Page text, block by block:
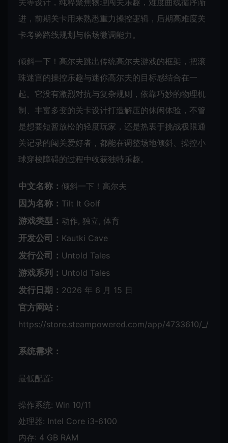
进，前期关卡用来熟悉重力操控逻辑，后期高难度关
卡考验路线规划与临场微调能力。
倾斜一下！高尔夫跳出传统高尔夫游戏的框架，把滚
珠迷宫的操控乐趣与迷你高尔夫的目标感结合在一
起。它没有激烈对抗与复杂规则，依靠巧妙的物理机
制、丰富多变的关卡设计打造解压的休闲体验，不管
是想要短暂放松的轻度玩家，还是热衷于挑战极限通
关记录的闯关爱好者，都能在调整场地倾斜、操控小
球穿梭障碍的过程中收获独特乐趣。
中文名称： 倾斜一下！高尔夫
因为名称： Tilt It Golf
游戏类型： 动作, 独立, 体育
开发公司： Kautki Cave
发行公司： Untold Tales
游戏系列： Untold Tales
发行日期： 2026 年 6 月 15 日
官方网站：
https://store.steampowered.com/app/4733610/_/
系统需求：
最低配置:
操作系统: Win 10/11
处理器: Intel Core i3-6100
内存: 4 GB RAM